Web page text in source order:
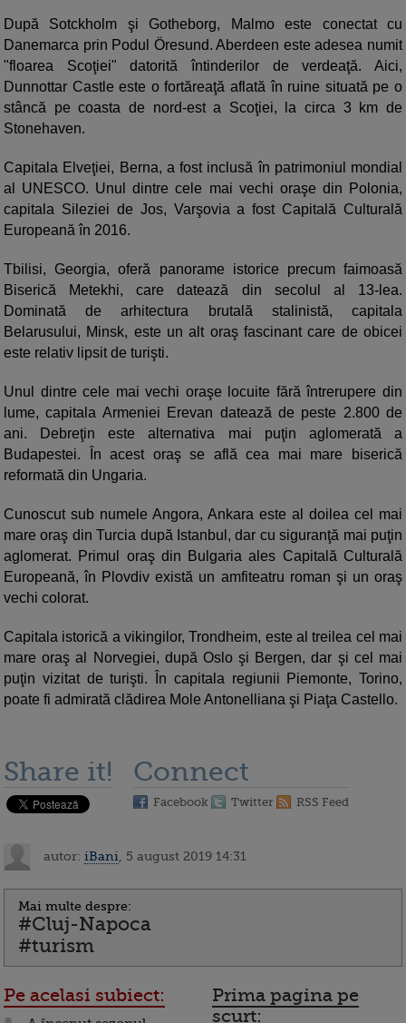
După Sotckholm şi Gotheborg, Malmo este conectat cu
Danemarca prin Podul Öresund. Aberdeen este adesea numit
"floarea Scoţiei" datorită întinderilor de verdeaţă. Aici,
Dunnottar Castle este o fortăreaţă aflată în ruine situată pe o
stâncă pe coasta de nord-est a Scoţiei, la circa 3 km de
Stonehaven.
Capitala Elveţiei, Berna, a fost inclusă în patrimoniul mondial
al UNESCO. Unul dintre cele mai vechi oraşe din Polonia,
capitala Sileziei de Jos, Varşovia a fost Capitală Culturală
Europeană în 2016.
Tbilisi, Georgia, oferă panorame istorice precum faimoasă
Biserică Metekhi, care datează din secolul al 13-lea.
Dominată de arhitectura brutală stalinistă, capitala
Belarusului, Minsk, este un alt oraş fascinant care de obicei
este relativ lipsit de turişti.
Unul dintre cele mai vechi oraşe locuite fără întrerupere din
lume, capitala Armeniei Erevan datează de peste 2.800 de
ani. Debreţin este alternativa mai puţin aglomerată a
Budapestei. În acest oraş se află cea mai mare biserică
reformată din Ungaria.
Cunoscut sub numele Angora, Ankara este al doilea cel mai
mare oraş din Turcia după Istanbul, dar cu siguranţă mai puţin
aglomerat. Primul oraş din Bulgaria ales Capitală Culturală
Europeană, în Plovdiv există un amfiteatru roman şi un oraş
vechi colorat.
Capitala istorică a vikingilor, Trondheim, este al treilea cel mai
mare oraş al Norvegiei, după Oslo şi Bergen, dar şi cel mai
puţin vizitat de turişti. În capitala regiunii Piemonte, Torino,
poate fi admirată clădirea Mole Antonelliana şi Piaţa Castello.
Share it! Connect
Facebook Twitter RSS Feed
autor: iBani , 5 august 2019 14:31
Mai multe despre:
#Cluj-Napoca
#turism
Pe acelasi subiect:
Prima pagina pe
scurt: